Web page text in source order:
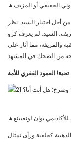
الحقيقي أو المزيف
أجل اختبار السيد. نظر
السيد. لم يعرف كرو
والمزيفة، مما أثار على
تحية! العمود الفقري للأمة
يوان لونغبينغ
كخلفية ورأى تمثال